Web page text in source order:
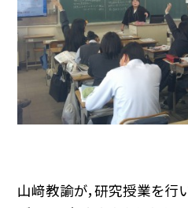
山﨑教諭が，研究授業を行